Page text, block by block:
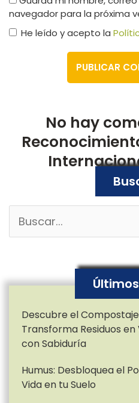
navegador para la próxima
He leído y acepto la
No hay
Descubre el
Transforma Residuos
con Sabiduría
Humus: Desbloquea el
Vida en tu Suelo